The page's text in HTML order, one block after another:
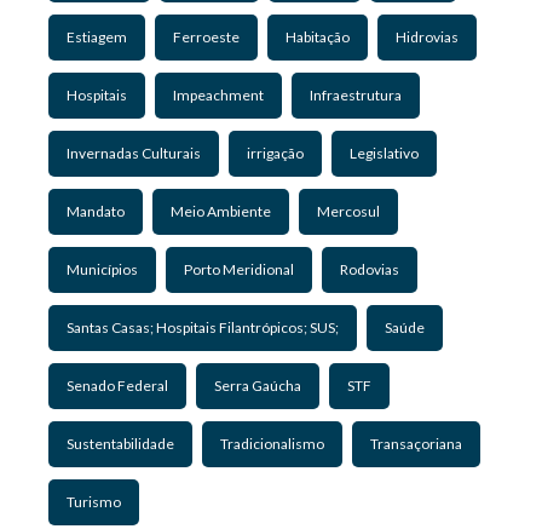
Estiagem Ferroeste Habitação Hidrovias
Hospitais Impeachment Infraestrutura
Invernadas Culturais irrigação Legislativo
Mandato Meio Ambiente Mercosul
Municípios Porto Meridional Rodovias
Santas Casas; Hospitais Filantrópicos; SUS; Saúde
Senado Federal Serra Gaúcha STF
Sustentabilidade Tradicionalismo Transaçoriana
Turismo